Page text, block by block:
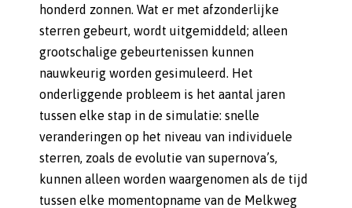
honderd zonnen. Wat er met afzonderlijke
sterren gebeurt, wordt uitgemiddeld; alleen
grootschalige gebeurtenissen kunnen
nauwkeurig worden gesimuleerd. Het
onderliggende probleem is het aantal jaren
tussen elke stap in de simulatie: snelle
veranderingen op het niveau van individuele
sterren, zoals de evolutie van supernova’s,
kunnen alleen worden waargenomen als de tijd
tussen elke momentopname van de Melkweg